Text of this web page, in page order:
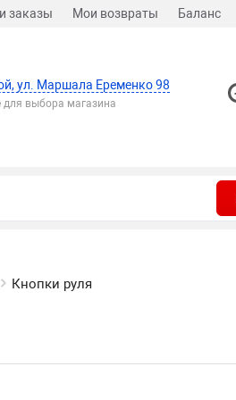
заказы Мои возвраты Баланс
ул. Маршала Еременко 98
выбора магазина
Кнопки руля